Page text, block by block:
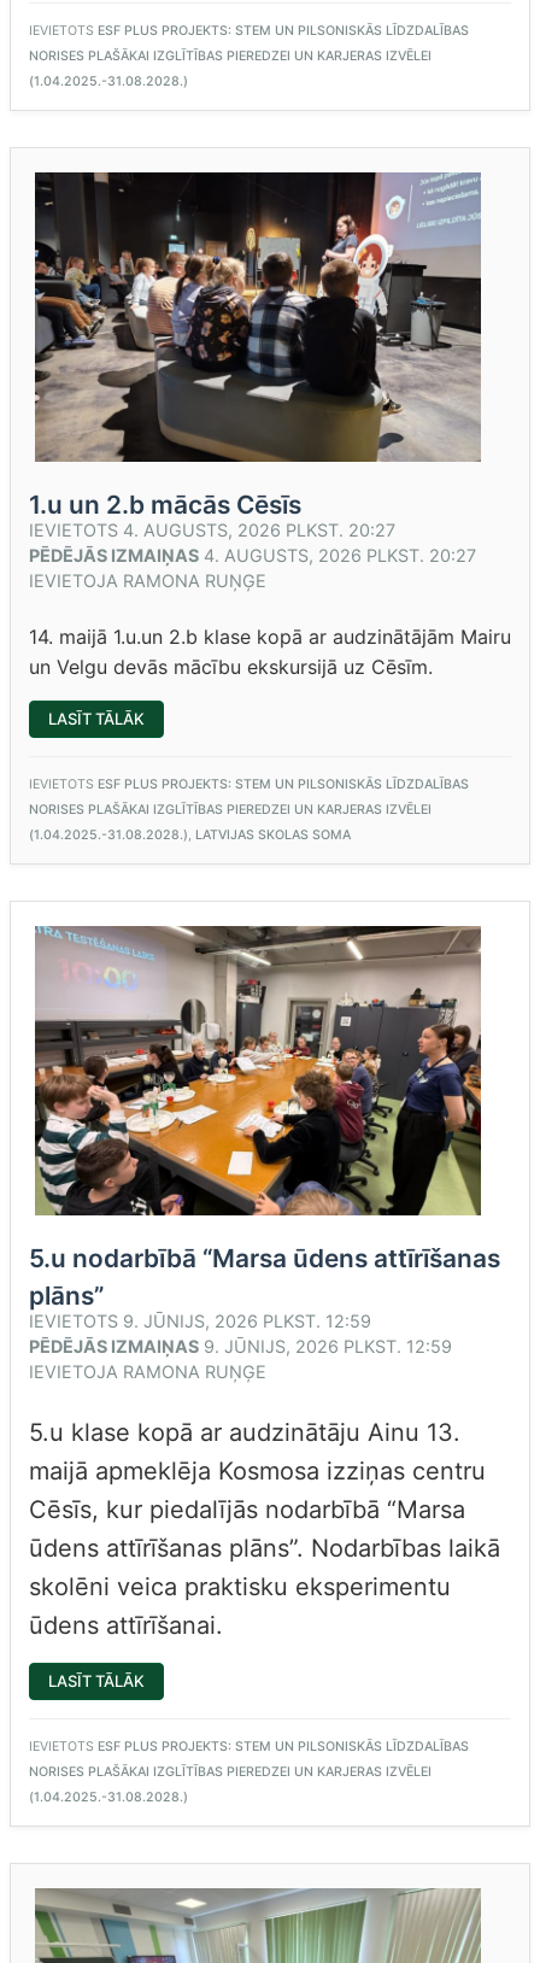
PIE
RUBEŅA”
IEVIETOTS ESF PLUS PROJEKTS: STEM UN PILSONISKĀS LĪDZDALĪBAS
NORISES PLAŠĀKAI IZGLĪTĪBAS PIEREDZEI UN KARJERAS IZVĒLEI
(1.04.2025.-31.08.2028.)
1.u un 2.b mācās Cēsīs
IEVIETOTS 4. AUGUSTS, 2026 PLKST. 20:27
PĒDĒJĀS IZMAIŅAS 4. AUGUSTS, 2026 PLKST. 20:27
IEVIETOJA RAMONA RUŅĢE
14. maijā 1.u.un 2.b klase kopā ar audzinātājām Mairu
un Velgu devās mācību ekskursijā uz Cēsīm.
LASĪT TĀLĀK
UN
CĒSĪS”
IEVIETOTS ESF PLUS PROJEKTS: STEM UN PILSONISKĀS LĪDZDALĪBAS
NORISES PLAŠĀKAI IZGLĪTĪBAS PIEREDZEI UN KARJERAS IZVĒLEI
(1.04.2025.-31.08.2028.), LATVIJAS SKOLAS SOMA
5.u nodarbībā “Marsa ūdens attīrīšanas
plāns”
IEVIETOTS 9. JŪNIJS, 2026 PLKST. 12:59
PĒDĒJĀS IZMAIŅAS 9. JŪNIJS, 2026 PLKST. 12:59
IEVIETOJA RAMONA RUŅĢE
5.u klase kopā ar audzinātāju Ainu 13.
maijā apmeklēja Kosmosa izziņas centru
Cēsīs, kur piedalījās nodarbībā “Marsa
ūdens attīrīšanas plāns”. Nodarbības laikā
skolēni veica praktisku eksperimentu
ūdens attīrīšanai.
LASĪT TĀLĀK
NODARBĪBĀ
ATTĪRĪŠANAS
IEVIETOTS ESF PLUS PROJEKTS: STEM UN PILSONISKĀS LĪDZDALĪBAS
NORISES PLAŠĀKAI IZGLĪTĪBAS PIEREDZEI UN KARJERAS IZVĒLEI
(1.04.2025.-31.08.2028.)